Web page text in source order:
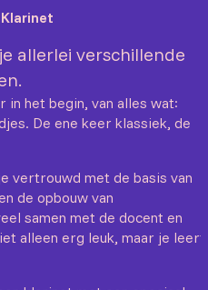
Klarinet
allerlei verschillende
in het begin, van alles wat:
De ene keer klassiek, de
vertrouwd met de basis van
de opbouw van
samen met de docent en
alleen erg leuk, maar je leert